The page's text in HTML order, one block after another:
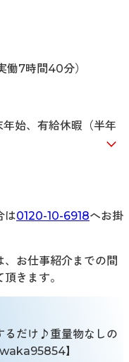
働7時間40分）
始、有給休暇（半年
は0120-10-6918へお掛
お仕事紹介までの間
きます。
るだけ♪重量物なしの
】